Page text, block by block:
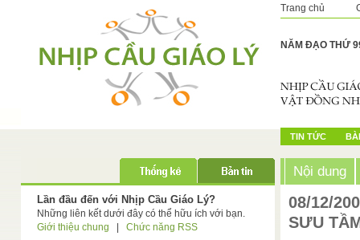
Trang chủ
NĂM ĐẠO THỨ
TIN TỨC
Lần đầu đến với Nhịp Cầu Giáo Lý?
Những liên kết dưới đây có thể hữu ích với bạn.
Giới thiệu chung
Chức năng RSS
Nội dung
08/12/
SƯU